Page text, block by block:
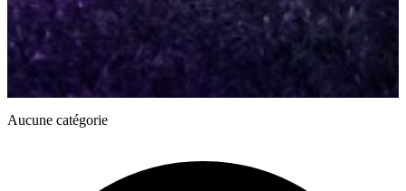
Aucune catégorie